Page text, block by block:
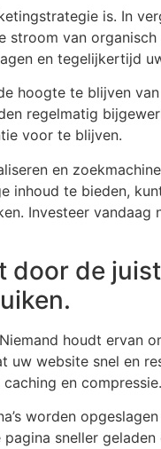
is. In
stroom van
en tegelijkertijd
hoogte te blijven
regelmatig
voor te blijven.
en
inhoud te bieden,
Investeer vandaag
door de
houdt ervan
website snel en
en compressie.
worden
sneller